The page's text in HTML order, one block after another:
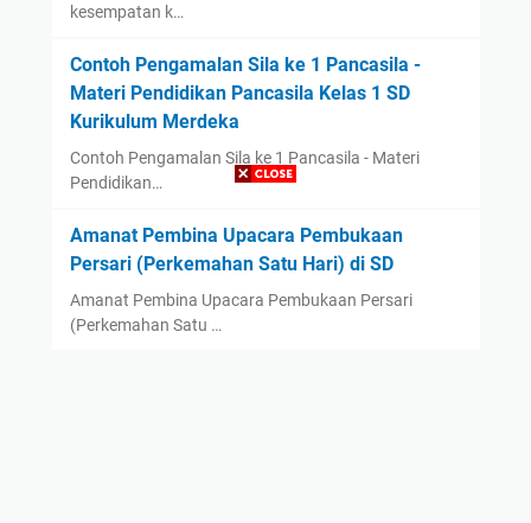
kesempatan k…
Contoh Pengamalan Sila ke 1 Pancasila -
Materi Pendidikan Pancasila Kelas 1 SD
Kurikulum Merdeka
Contoh Pengamalan Sila ke 1 Pancasila - Materi
Pendidikan…
Amanat Pembina Upacara Pembukaan
Persari (Perkemahan Satu Hari) di SD
Amanat Pembina Upacara Pembukaan Persari
(Perkemahan Satu …